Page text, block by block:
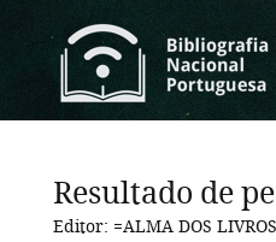
Resultado de
Editor: =ALMA DOS LIVROS